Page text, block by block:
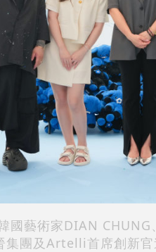
藝術家DIAN CHUNG
集團及Artelli首席創新